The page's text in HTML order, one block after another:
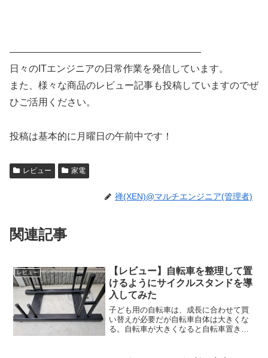
————————————————————
日々のITエンジニアの日常作業を発信しています。
また、様々な商品のレビュー記事も投稿していますのでぜ
ひご活用ください。
投稿は基本的に月曜日の午前中です！
レビュー 家電
禅(XEN)@マルチエンジニア(管理者)
関連記事
レビュー
【レビュー】自転車を整理して置
けるようにサイクルスタンドを導
入してみた
子ども用の自転車は、成長に合わせて買
い替えが必要だが自転車自体は大きくな
る。自転車が大きくなると自転車置き場